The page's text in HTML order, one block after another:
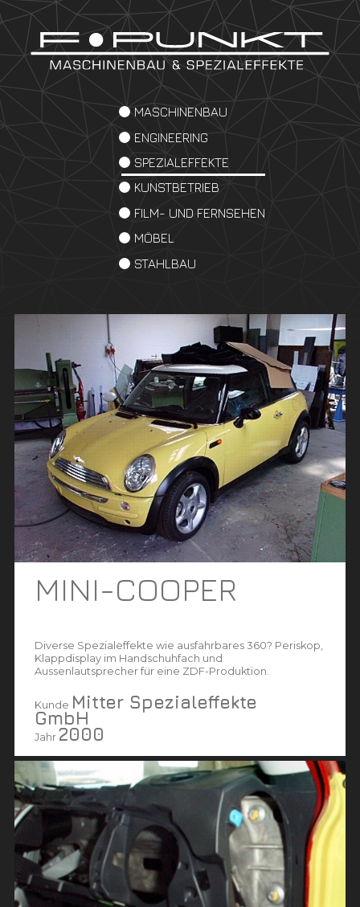
MASCHINENBAU
ENGINEERING
SPEZIALEFFEKTE
KUNSTBETRIEB
FILM- UND FERNSEHEN
MÖBEL
STAHLBAU
MINI-COOPER
Diverse Spezialeffekte wie ausfahrbares 360? Periskop,
Klappdisplay im Handschuhfach und
Aussenlautsprecher für eine ZDF-Produktion.
Kunde Mitter Spezialeffekte
GmbH
Jahr 2000